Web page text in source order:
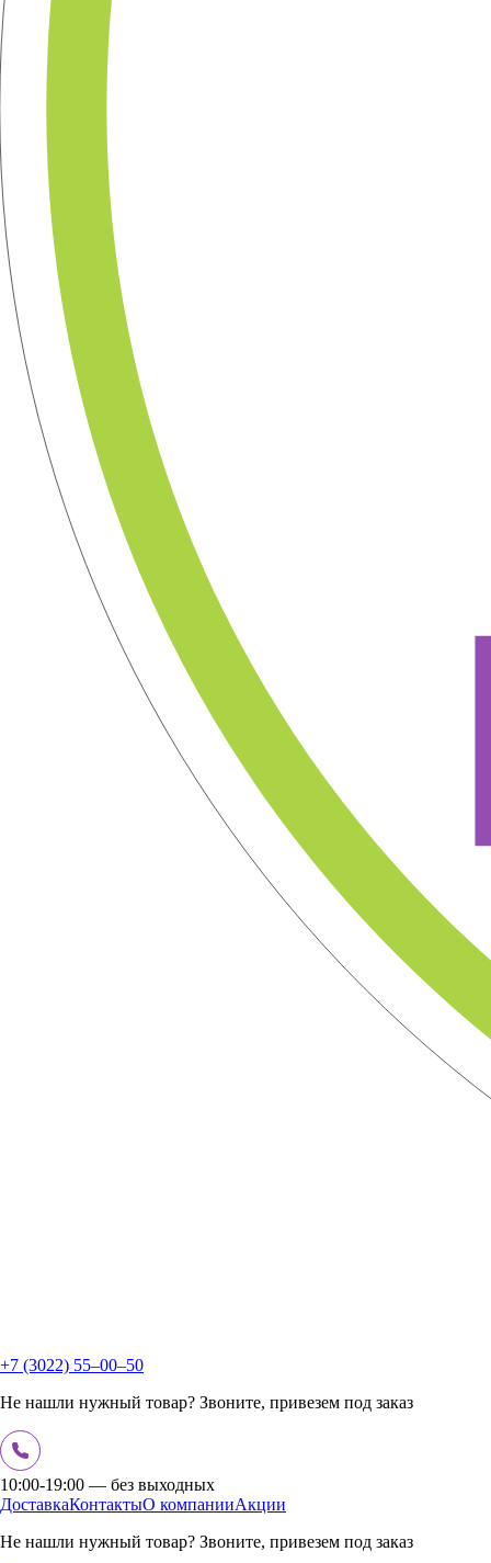
+7 (3022) 55‒00‒50
Не нашли нужный товар? Звоните, привезем под заказ
10:00-19:00 — без выходных
ДоставкаКонтактыО компанииАкции
Не нашли нужный товар? Звоните, привезем под заказ